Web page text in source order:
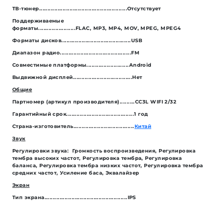
ТВ-тюнер....................................................Отсутствует
Поддерживаемые
форматы......................FLAC, MP3, MP4, MOV, MPEG, MPEG4
Форматы дисков.........................................USB
Диапазон радио..........................................FM
Совместимые платформы.........................Android
Выдвижной дисплей...................................Нет
Общие
Партномер (артикул производителя).........CC3L WIFI 2/32
Гарантийный срок........................................1 год
Страна-изготовитель....................................Китай
Звук
Регулировки звука: Громкость воспроизведения, Регулировка
тембра высоких частот, Регулировка тембра, Регулировка
баланса, Регулировка тембра низких частот, Регулировка тембра
средних частот, Усиление баса, Эквалайзер
Экран
Тип экрана.................................................IPS